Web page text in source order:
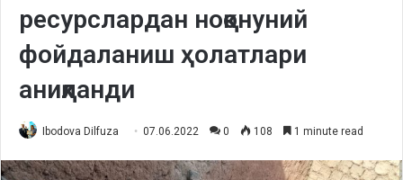
ресурслардан ноқонуний
фойдаланиш ҳолатлари
аниқланди
Ibodova Dilfuza 07.06.2022 0 108 1 minute read